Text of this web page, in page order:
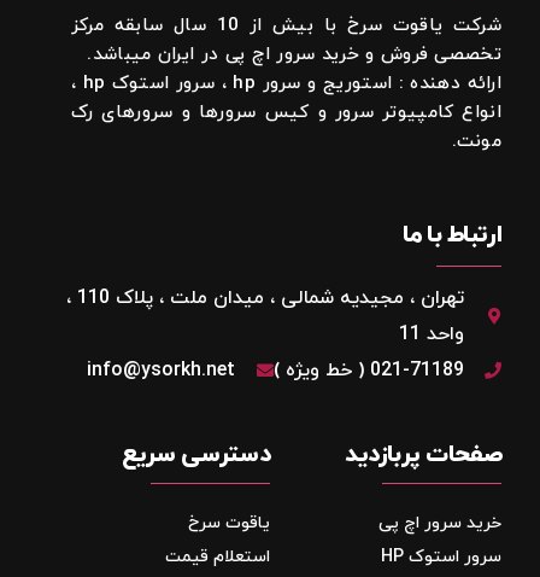
شرکت یاقوت سرخ با بیش از 10 سال سابقه مرکز
تخصصی فروش و خرید سرور اچ پی در ایران میباشد.
ارائه دهنده : استوریج و سرور hp ، سرور استوک hp ،
انواع کامپیوتر سرور و کیس سرورها و سرورهای رک
مونت.
ارتباط با ما
تهران ، مجیدیه شمالی ، میدان ملت ، پلاک 110 ،
واحد 11
021-71189 ( خط ویژه )
info@ysorkh.net
صفحات پربازدید
خرید سرور اچ پی
سرور استوک HP
دسترسی سریع
یاقوت سرخ
استعلام قیمت